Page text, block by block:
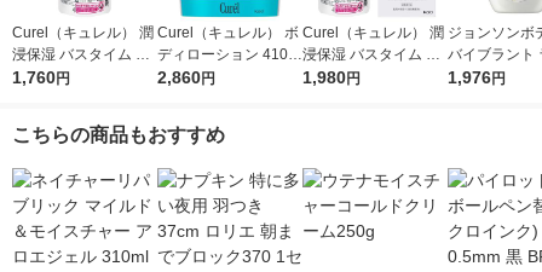
Curel（キュレル） 潤
浸保湿 バスタイム モ
イストバリアクリーム
1,760円
Curel（キュレル） ボ
ディローション 410m
L+110mLセット 花王
2,860円
Curel（キュレル） 潤
浸保湿 バスタイム モ
イストバリアクリーム
1,980円
ジョンソンボ
バイブラント
アンス アロ
1,976円
こちらの商品もおすすめ